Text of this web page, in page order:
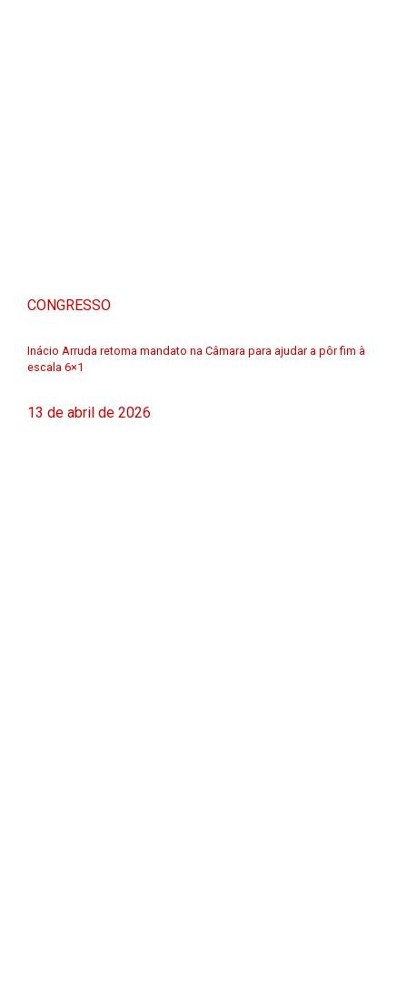
CONGRESSO
Inácio Arruda retoma mandato na Câmara para ajudar a pôr fim à
escala 6×1
13 de abril de 2026